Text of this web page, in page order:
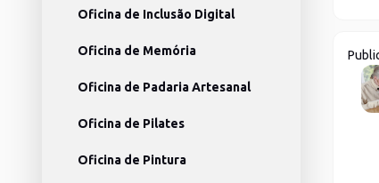
Oficina de Inclusão Digital
Oficina de Memória
Oficina de Padaria Artesanal
Oficina de Pilates
Oficina de Pintura